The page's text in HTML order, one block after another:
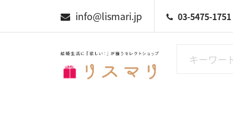
info@lismari.jp 03-5475-1751